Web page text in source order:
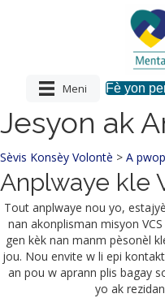
Fè yon
Meni
Jesyon ak
Sèvis Konsèy Volontè > A
Anplwaye kle
Tout anplwaye nou yo,
nan akonplisman misyon
gen kèk nan manm pèsonèl
jou. Nou envite w li epi
an pou w aprann plis bagay
yo ak